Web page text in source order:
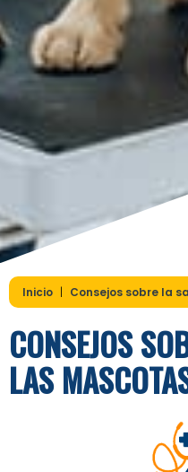
Inicio | Consejos sobre la
CONSEJOS
LAS